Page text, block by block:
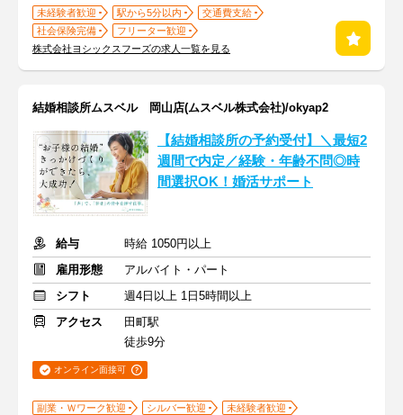
未経験者歓迎 駅から5分以内
交通費支給
社会保険完備
フリーター歓迎
株式会社ヨシックスフーズの求人一覧を見る
結婚相談所ムスベル 岡山店(ムスベル株式会社)/okyap2
【結婚相談所の予約受付】＼最短2
週間で内定／経験・年齢不問◎時
間選択OK！婚活サポート
給与
時給 1050円以上
雇用形態
アルバイト・パート
シフト
週4日以上 1日5時間以上
アクセス
田町駅
徒歩9分
オンライン面接可
副業・Ｗワーク歓迎 シルバー歓迎
未経験者歓迎